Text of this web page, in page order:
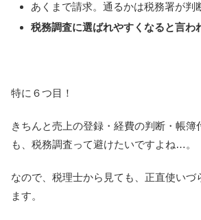
あくまで請求。通るかは税務署が判
税務調査に選ばれやすくなると言わ
特に６つ目！
きちんと売上の登録・経費の判断・帳簿
も、税務調査って避けたいですよね…。
なので、税理士から見ても、正直使いづ
ます。